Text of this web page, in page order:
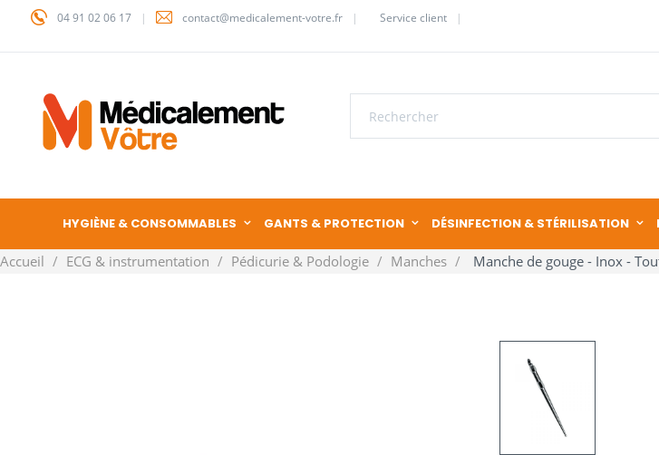
04 91 02 06 17 contact@medicalement-votre.fr Service client
HYGIÈNE & CONSOMMABLES GANTS & PROTECTION DÉSINFECTION & STÉRILISATION
Accueil ECG & instrumentation Pédicurie & Podologie Manches Manche de gouge - Inox -